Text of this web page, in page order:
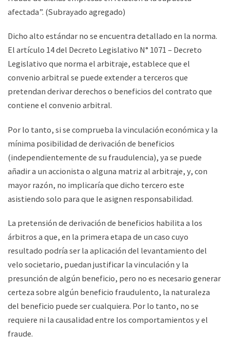
afectada”. (Subrayado agregado)
Dicho alto estándar no se encuentra detallado en la norma.
El artículo 14 del Decreto Legislativo N° 1071 – Decreto
Legislativo que norma el arbitraje, establece que el
convenio arbitral se puede extender a terceros que
pretendan derivar derechos o beneficios del contrato que
contiene el convenio arbitral.
Por lo tanto, si se comprueba la vinculación económica y la
mínima posibilidad de derivación de beneficios
(independientemente de su fraudulencia), ya se puede
añadir a un accionista o alguna matriz al arbitraje, y, con
mayor razón, no implicaría que dicho tercero este
asistiendo solo para que le asignen responsabilidad.
La pretensión de derivación de beneficios habilita a los
árbitros a que, en la primera etapa de un caso cuyo
resultado podría ser la aplicación del levantamiento del
velo societario, puedan justificar la vinculación y la
presunción de algún beneficio, pero no es necesario generar
certeza sobre algún beneficio fraudulento, la naturaleza
del beneficio puede ser cualquiera. Por lo tanto, no se
requiere ni la causalidad entre los comportamientos y el
fraude.